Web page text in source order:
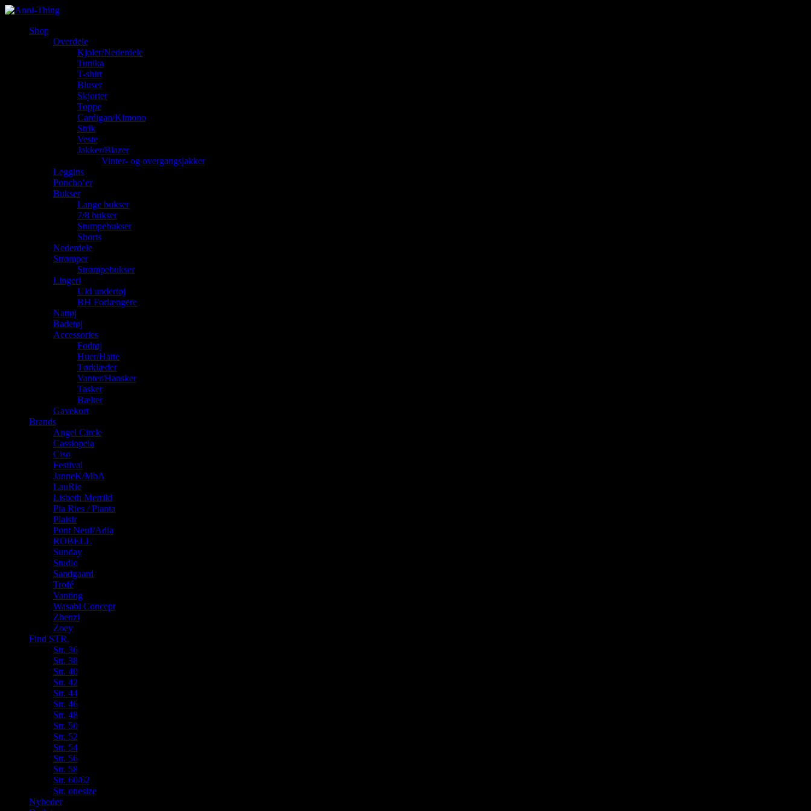
Shop
Overdele
Kjoler/Nederdele
Tunika
T-shirt
Bluser
Skjorter
Toppe
Cardigan/Kimono
Strik
Veste
Jakker/Blazer
Vinter- og overgangsjakker
Leggins
Poncho’er
Bukser
Lange bukser
7/8 bukser
Stumpebukser
Shorts
Nederdele
Strømper
Strømpebukser
Lingeri
Uld undertøj
BH Forlængere
Nattøj
Badetøj
Accessories
Fodtøj
Huer/Hatte
Tørklæder
Vanter/Hansker
Tasker
Bælter
Gavekort
Brands
Angel Circle
Cassiopeia
Ciso
Festival
JanneK/MbA
LauRie
Lisbeth Merrild
Pia Ries / Pianta
Plaisir
Pont Neuf/Adia
ROBELL
Sunday
Studio
Sandgaard
Trofé
Vanting
Wasabi Concept
Zhenzi
Zoey
Find STR.
Str. 36
Str. 38
Str. 40
Str. 42
Str. 44
Str. 46
Str. 48
Str. 50
Str. 52
Str. 54
Str. 56
Str. 58
Str. 60/62
Str. onesize
Nyheder